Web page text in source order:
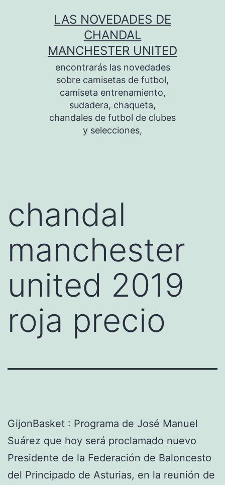
LAS NOVEDADES DE
CHANDAL
MANCHESTER UNITED
encontrarás las novedades
sobre camisetas de futbol,
camiseta entrenamiento,
sudadera, chaqueta,
chandales de futbol de clubes
y selecciones,
chandal
manchester
united 2019
roja precio
GijonBasket : Programa de José Manuel
Suárez que hoy será proclamado nuevo
Presidente de la Federación de Baloncesto
del Principado de Asturias, en la reunión de